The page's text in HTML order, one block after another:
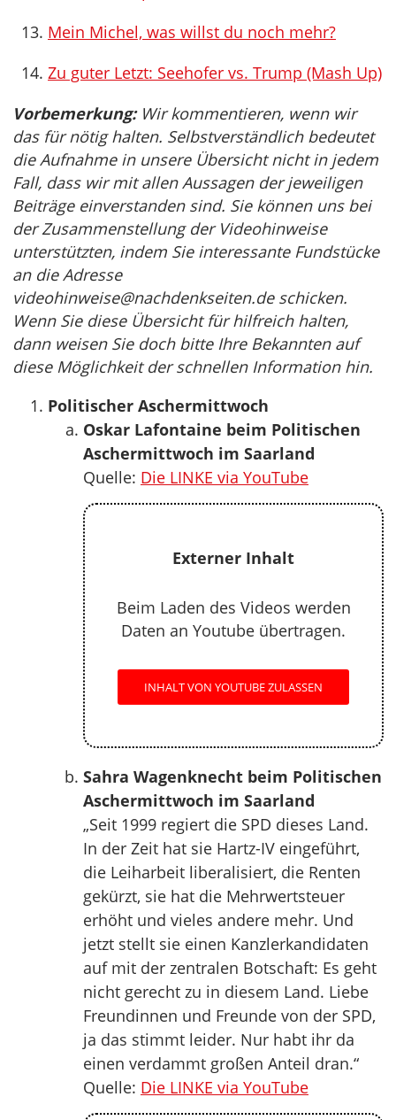
Mein Michel, was willst du noch mehr?
Zu guter Letzt: Seehofer vs. Trump (Mash Up)
Vorbemerkung:Wir kommentieren, wenn wir
das für nötig halten. Selbstverständlich bedeutet
die Aufnahme in unsere Übersicht nicht in jedem
Fall, dass wir mit allen Aussagen der jeweiligen
Beiträge einverstanden sind. Sie können uns bei
der Zusammenstellung der Videohinweise
unterstützten, indem Sie interessante Fundstücke
an die Adresse
videohinweise@nachdenkseiten.deschicken.
Wenn Sie diese Übersicht für hilfreich halten,
dann weisen Sie doch bitte Ihre Bekannten auf
diese Möglichkeit der schnellen Information hin.
Politischer Aschermittwoch
Oskar Lafontaine beim Politischen
Aschermittwoch im Saarland
Quelle: Die LINKE via YouTube
Externer Inhalt
Beim Laden des Videos werden
Daten an Youtube übertragen.
INHALT VON YOUTUBE ZULASSEN
Sahra Wagenknecht beim Politischen
Aschermittwoch im Saarland
„Seit 1999 regiert die SPD dieses Land.
In der Zeit hat sie Hartz-IV eingeführt,
die Leiharbeit liberalisiert, die Renten
gekürzt, sie hat die Mehrwertsteuer
erhöht und vieles andere mehr. Und
jetzt stellt sie einen Kanzlerkandidaten
auf mit der zentralen Botschaft: Es geht
nicht gerecht zu in diesem Land. Liebe
Freundinnen und Freunde von der SPD,
ja das stimmt leider. Nur habt ihr da
einen verdammt großen Anteil dran.“
Quelle: Die LINKE via YouTube